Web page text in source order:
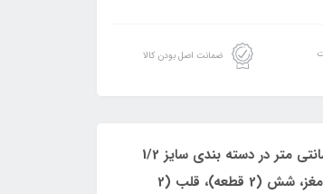
ضمانت اصل بودن کالا
مولاژ نیم ­تنه بدن انسان وسیله ­ای برای آموزش آناتومی بدن انسان است که در ابعاد مختلف تولید می ­شود. این مدل با ارتفاع تقریبی 50 سانتی ‌متر در دسته ­بندی سایز 1/2
اندازه طبیعی قرار می­ گیرد و از 11 قطعه تشکیل شده است. قطعات شامل نیم ­تنه، سر (نیمی از سر متصل به بدنه و نیمی از آن جدا شونده) مغز، شش (2 قطعه)، قلب (2